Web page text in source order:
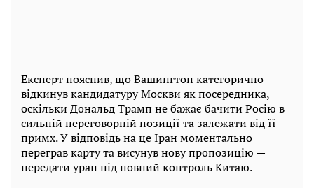
Експерт пояснив, що Вашингтон категорично
відкинув кандидатуру Москви як посередника,
оскільки Дональд Трамп не бажає бачити Росію в
сильній переговорній позиції та залежати від її
примх. У відповідь на це Іран моментально
переграв карту та висунув нову пропозицію —
передати уран під повний контроль Китаю.